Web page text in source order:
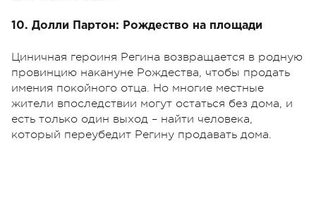
10. Долли Партон: Рождество на площади
Циничная героиня Регина возвращается в родную
провинцию накануне Рождества, чтобы продать
имения покойного отца. Но многие местные
жители впоследствии могут остаться без дома, и
есть только один выход – найти человека,
который переубедит Регину продавать дома.